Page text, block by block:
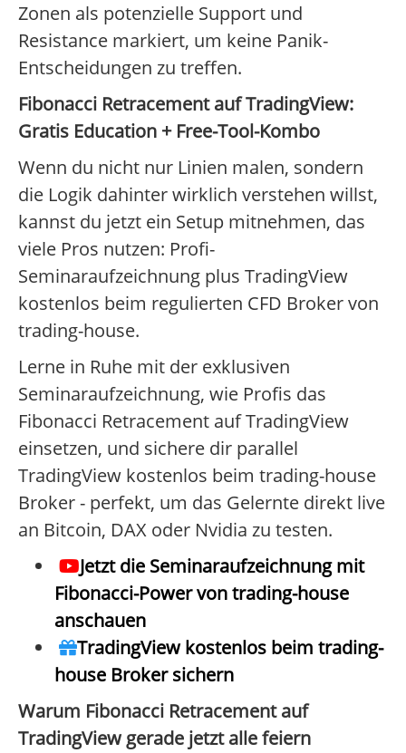
Zonen als potenzielle Support und
Resistance markiert, um keine Panik-
Entscheidungen zu treffen.
Fibonacci Retracement auf TradingView:
Gratis Education + Free-Tool-Kombo
Wenn du nicht nur Linien malen, sondern
die Logik dahinter wirklich verstehen willst,
kannst du jetzt ein Setup mitnehmen, das
viele Pros nutzen: Profi-
Seminaraufzeichnung plus TradingView
kostenlos beim regulierten CFD Broker von
trading-house.
Lerne in Ruhe mit der exklusiven
Seminaraufzeichnung, wie Profis das
Fibonacci Retracement auf TradingView
einsetzen, und sichere dir parallel
TradingView kostenlos beim trading-house
Broker - perfekt, um das Gelernte direkt live
an Bitcoin, DAX oder Nvidia zu testen.
Jetzt die Seminaraufzeichnung mit
Fibonacci-Power von trading-house
anschauen
TradingView kostenlos beim trading-
house Broker sichern
Warum Fibonacci Retracement auf
TradingView gerade jetzt alle feiern